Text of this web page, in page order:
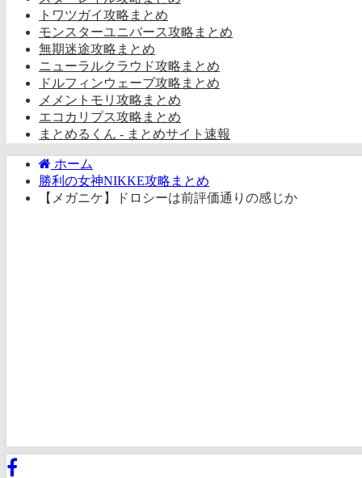
トワツガイ攻略まとめ
モンスターユニバース攻略まとめ
無期迷途攻略まとめ
ニューラルクラウド攻略まとめ
ドルフィンウェーブ攻略まとめ
メメントモリ攻略まとめ
エコカリプス攻略まとめ
まとめるくん - まとめサイト速報
ホーム
勝利の女神NIKKE攻略まとめ
【メガニケ】ドロシーは前評価通りの感じか